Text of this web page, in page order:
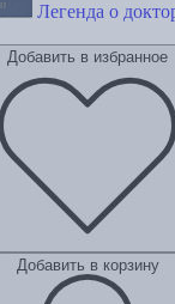
Легенда о
Добавить в избранное
Добавить в корзину